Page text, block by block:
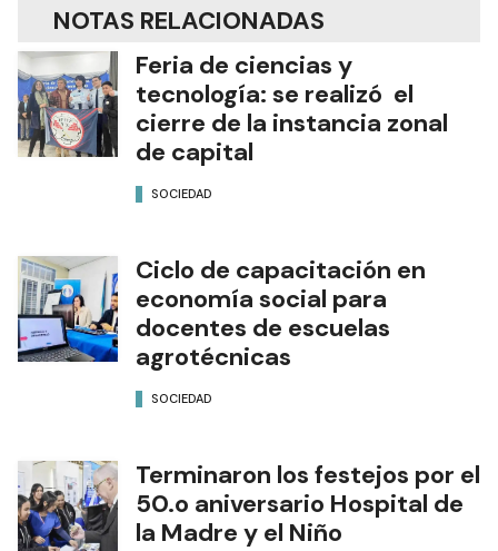
NOTAS RELACIONADAS
Feria de ciencias y
tecnología: se realizó el
cierre de la instancia zonal
de capital
SOCIEDAD
Ciclo de capacitación en
economía social para
docentes de escuelas
agrotécnicas
SOCIEDAD
Terminaron los festejos por el
50.o aniversario Hospital de
la Madre y el Niño